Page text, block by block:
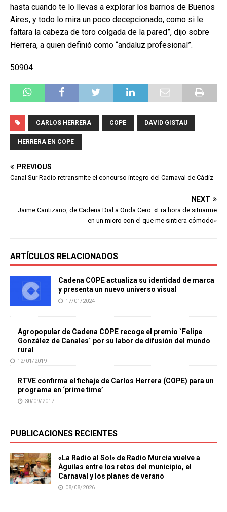
hasta cuando te lo llevas a explorar los barrios de Buenos
Aires, y todo lo mira un poco decepcionado, como si le
faltara la cabeza de toro colgada de la pared”, dijo sobre
Herrera, a quien definió como “andaluz profesional”.
50904
CARLOS HERRERA COPE DAVID GISTAU
HERRERA EN COPE
PREVIOUS
Canal Sur Radio retransmite el concurso íntegro del Carnaval de Cádiz
NEXT
Jaime Cantizano, de Cadena Dial a Onda Cero: «Era hora de situarme
en un micro con el que me sintiera cómodo»
ARTÍCULOS RELACIONADOS
Cadena COPE actualiza su identidad de marca
y presenta un nuevo universo visual
17/01/2024
Agropopular de Cadena COPE recoge el premio `Felipe
González de Canales´ por su labor de difusión del mundo
rural
12/01/2019
RTVE confirma el fichaje de Carlos Herrera (COPE) para un
programa en ‘prime time’
30/09/2017
PUBLICACIONES RECIENTES
«La Radio al Sol» de Radio Murcia vuelve a
Águilas entre los retos del municipio, el
Carnaval y los planes de verano
08/08/2026